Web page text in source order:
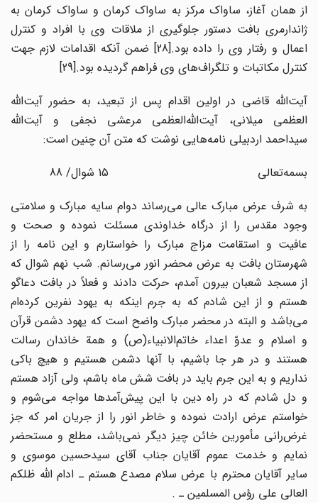
از همان آغاز، ساواک مرکز به ساواک کرمان و ساواک کرمان به
ژاندارمری بافت دستور جلوگیری از ملاقات وی با افراد و کنترل
اعمال و رفتار وی را داده بود.
[28] ضمن آنکه اقدامات لازم جهت
کنترل مکاتبات و تلگراف‌های وی فراهم گردیده بود.[29]
آیت‌الله قاضی در اولین اقدام پس از تبعید، به حضور آیت‌الله
العظمی میلانی، آیت‌الله‌العظمی مرعشی نجفی و آیت‌الله
سیداحمد اردبیلی نامه‌هایی نوشت که متن آن چنین است:
بسمه‌تعالی 15 شوال/ 88
به شرف عرض مبارک عالی می‌رساند دوام سایه مبارک و سلامتی
وجود مقدس را از درگاه خداوندی مسئلت نموده و صحت و
عافیت و استقامت مزاج مبارک را خواستارم و این نامه را از
شهرستان بافت به عرض محضر انور می‌رسانم. شب نهم شوال که
از مسجد شعبان بیرون آمدم، حرکت دادند و فعلاً در بافت دعاگو
هستم و از این شادم که به جرم اینکه به یهود نفرین کرده‌ام
می‌باشد و البته در محضر مبارک واضح است که یهود دشمن قرآن
و اسلام و عدوّ اعداء خاتم‌الانبیاء(ص) و همة خاندان رسالت
هستند و در هر جا باشیم، با آنها دشمن هستیم و هیچ باکی
نداریم و به این جرم باید در بافت شش ماه باشم، ولی آزاد هستم
و دل شادم که در راه دین با این پیش‌آمدها مواجه می‌شوم و
خواستم عرض ارادت نموده و خاطر انور را از جریان امر که جز
غرض‌رانی مأمورین خائن چیز دیگر نمی‌باشد، مطلع و مستحضر
نمایم و خدمت عموم آقایان جناب آقای سیدحسین موسوی و
سایر آقایان محترم با عرض سلام مصدع هستم ـ ادام الله ظلکم
العالی علی رؤس المسلمین ـ .